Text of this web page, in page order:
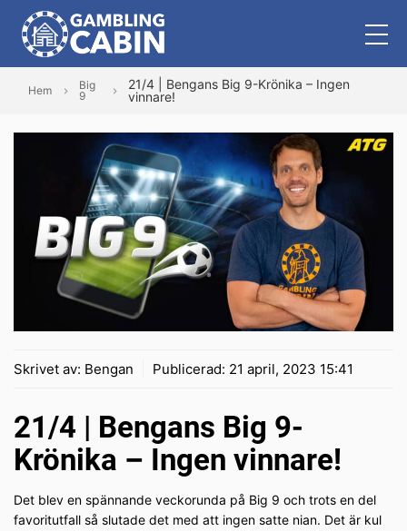
Hem
Big
9
21/4 | Bengans Big 9-Krönika – Ingen
vinnare!
Skrivet av: Bengan Publicerad: 21 april, 2023 15:41
21/4 | Bengans Big 9-
Krönika – Ingen vinnare!
Det blev en spännande veckorunda på Big 9 och trots en del
favoritutfall så slutade det med att ingen satte nian. Det är kul